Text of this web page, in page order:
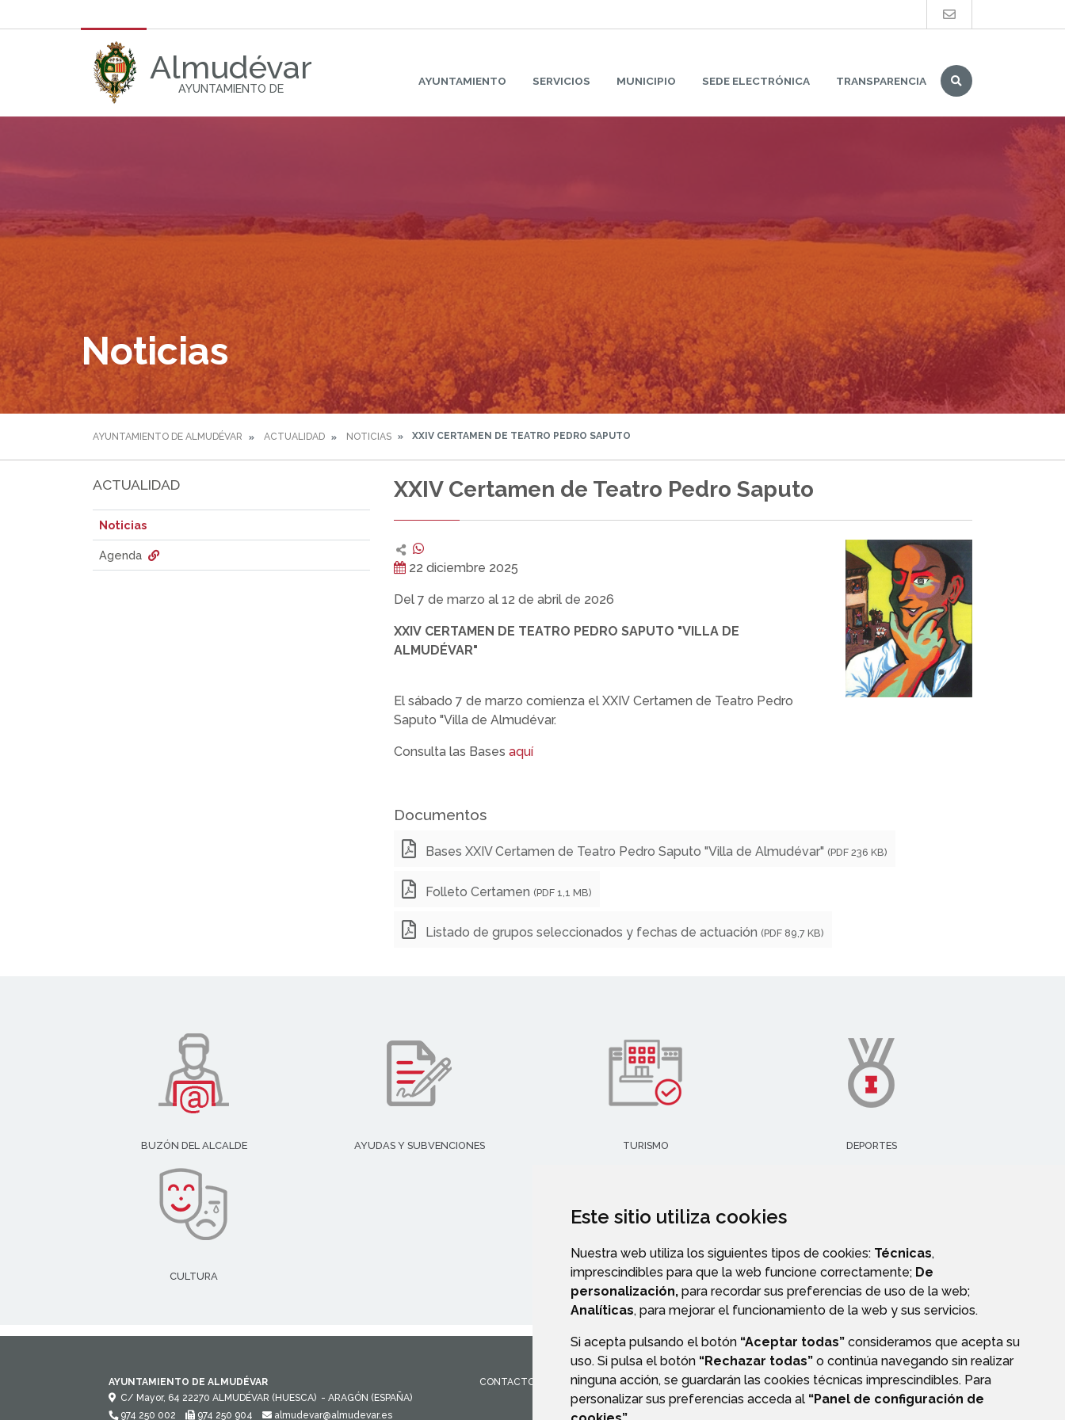
Este sitio utiliza cookies
Nuestra web utiliza los siguientes tipos de cookies: Técnicas,
imprescindibles para que la web funcione correctamente; De
personalización, para recordar sus preferencias de uso de la web;
Analíticas, para mejorar el funcionamiento de la web y sus servicios.
Si acepta pulsando el botón “Aceptar todas” consideramos que acepta su
uso. Si pulsa el botón “Rechazar todas” o continúa navegando sin realizar
ninguna acción, se guardarán las cookies técnicas imprescindibles. Para
personalizar sus preferencias acceda al “Panel de configuración de
Almudévar
AYUNTAMIENTO DE
AYUNTAMIENTO SERVICIOS MUNICIPIO SEDE ELECTRÓNICA TRANSPARENCIA
Buscar
Noticias
AYUNTAMIENTO DE ALMUDÉVAR ACTUALIDAD NOTICIAS XXIV CERTAMEN DE TEATRO PEDRO SAPUTO
ACTUALIDAD
Noticias
Agenda
XXIV Certamen de Teatro Pedro Saputo
22 diciembre 2025
Del 7 de marzo al 12 de abril de 2026
XXIV CERTAMEN DE TEATRO PEDRO SAPUTO "VILLA DE
ALMUDÉVAR"
El sábado 7 de marzo comienza el XXIV Certamen de Teatro Pedro
Saputo "Villa de Almudévar.
Consulta las Bases aquí
Documentos
Bases XXIV Certamen de Teatro Pedro Saputo "Villa de Almudévar" (PDF 236 KB)
Folleto Certamen (PDF 1,1 MB)
Listado de grupos seleccionados y fechas de actuación (PDF 89,7 KB)
BUZÓN DEL ALCALDE AYUDAS Y SUBVENCIONES TURISMO DEPORTES
CULTURA
AYUNTAMIENTO DE ALMUDÉVAR
C/ Mayor, 64 22270 ALMUDÉVAR (HUESCA) - ARAGÓN (ESPAÑA)
974 250 002
974 250 904 almudevar@almudevar.es
CONTACTO MAPA WEB AVISO LEGAL PROTECCIÓN DE DATOS ACCESIBILIDAD POLÍTICA DE COOKIES